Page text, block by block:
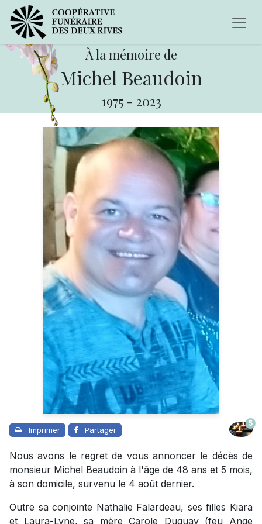
À la mémoire de
Michel Beaudoin
1975 - 2023
Imprimer Partager
5
Nous avons le regret de vous annoncer le décès de
monsieur Michel Beaudoin à l'âge de 48 ans et 5 mois,
à son domicile, survenu le 4 août dernier.
Outre sa conjointe Nathalie Falardeau, ses filles Kiara
et Laura-Lyne, sa mère Carole Duguay (feu Ange